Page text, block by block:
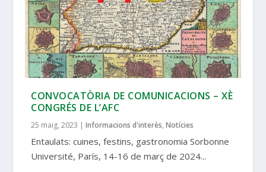
CONVOCATÒRIA DE COMUNICACIONS – XÈ
CONGRÉS DE L’AFC
25 maig, 2023 |Informacions d'interès,Notícies
Entaulats: cuines, festins, gastronomia Sorbonne
Université, París, 14-16 de març de 2024...